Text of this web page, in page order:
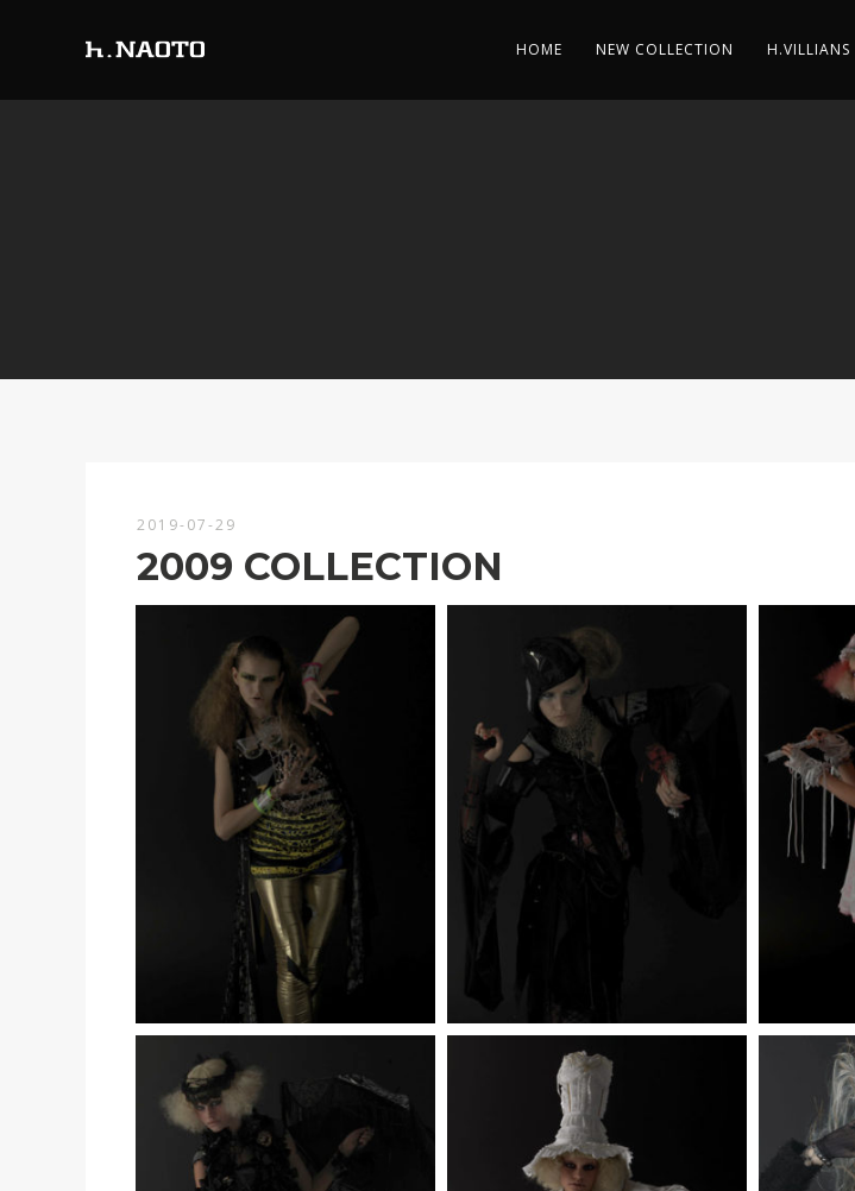
HOME NEW COLLECTION H.VILLIANS
2019-07-29
2009 COLLECTION